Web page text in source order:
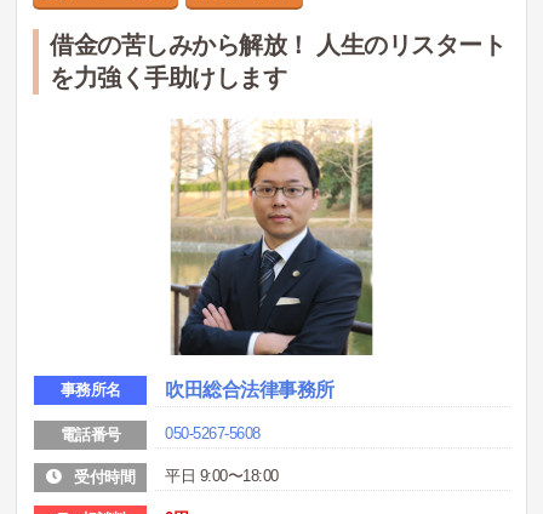
借金の苦しみから解放！ 人生のリスタート
を力強く手助けします
事務所名 吹田総合法律事務所
電話番号 050-5267-5608
受付時間 平日 9:00〜18:00